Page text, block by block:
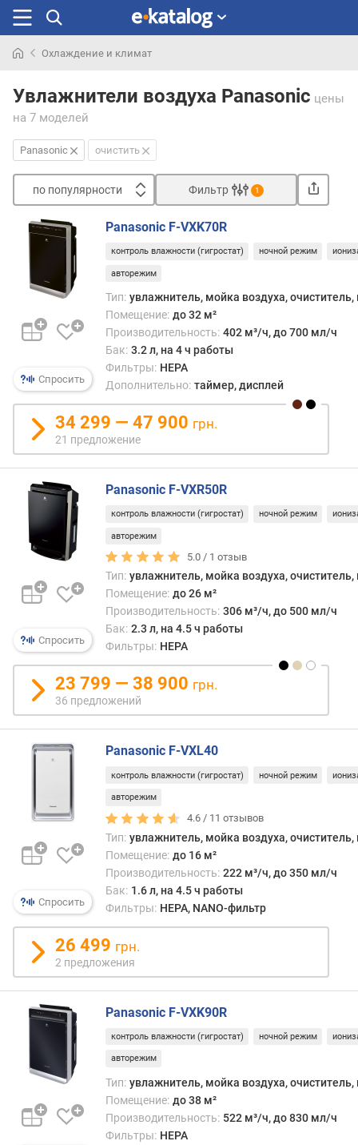
раньше
Охлаждение и климат
Увлажнители воздуха Panasonic цены
на 7 моделей
Panasonic очистить
по популярности
п
о
у
л
р
н
о
с
т
и
о
д
е
ш
в
ы
к
д
р
и
д
о
р
и
х
к
д
е
ш
е
о
о
Фильтр 1
Спросить
Panasonic F-VXK70R
контроль влажности (гигростат) ночной режим
авторежим
Тип: увлажнитель, мойка воздуха,
Помещение: до 32 м²
Производительность: 402 м³/ч, до 700 мл/ч
Бак: 3.2 л, на 4 ч работы
Фильтры: HEPA
Дополнительно: таймер, дисплей
34 299 — 47 900 грн.
21 предложение
Спросить
Panasonic F-VXR50R
контроль влажности (гигростат) ночной режим
авторежим
5.0 / 1 отзыв
Тип: увлажнитель, мойка воздуха,
Помещение: до 26 м²
Производительность: 306 м³/ч, до 500 мл/ч
Бак: 2.3 л, на 4.5 ч работы
Фильтры: HEPA
23 799 — 38 900 грн.
36 предложений
Спросить
Panasonic F-VXL40
контроль влажности (гигростат) ночной режим
авторежим
4.6 / 11 отзывов
Тип: увлажнитель, мойка воздуха,
Помещение: до 16 м²
Производительность: 222 м³/ч, до 350 мл/ч
Бак: 1.6 л, на 4.5 ч работы
Фильтры: HEPA, NANO-фильтр
26 499 грн.
2 предложения
Panasonic F-VXK90R
контроль влажности (гигростат) ночной режим
авторежим
Тип: увлажнитель, мойка воздуха,
Помещение: до 38 м²
Производительность: 522 м³/ч, до 830 мл/ч
Фильтры: HEPA